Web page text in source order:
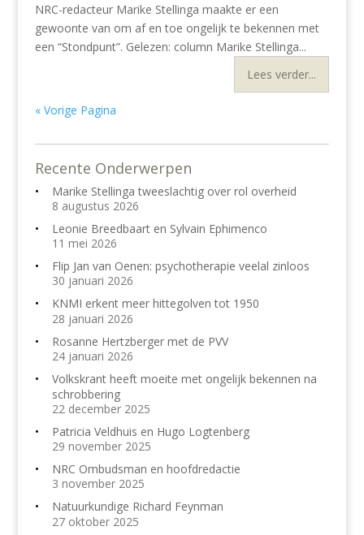
NRC-redacteur Marike Stellinga maakte er een
gewoonte van om af en toe ongelijk te bekennen met
een “Stondpunt”. Gelezen: column Marike Stellinga...
Lees verder...
« Vorige Pagina
Recente Onderwerpen
Marike Stellinga tweeslachtig over rol overheid
8 augustus 2026
Leonie Breedbaart en Sylvain Ephimenco
11 mei 2026
Flip Jan van Oenen: psychotherapie veelal zinloos
30 januari 2026
KNMI erkent meer hittegolven tot 1950
28 januari 2026
Rosanne Hertzberger met de PVV
24 januari 2026
Volkskrant heeft moeite met ongelijk bekennen na
schrobbering
22 december 2025
Patricia Veldhuis en Hugo Logtenberg
29 november 2025
NRC Ombudsman en hoofdredactie
3 november 2025
Natuurkundige Richard Feynman
27 oktober 2025